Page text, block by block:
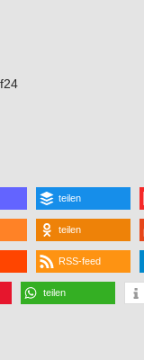
teilen
teilen
RSS-feed
teilen